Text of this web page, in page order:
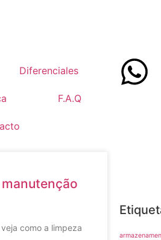
Diferenciales
F.A.Q
como a limpeza